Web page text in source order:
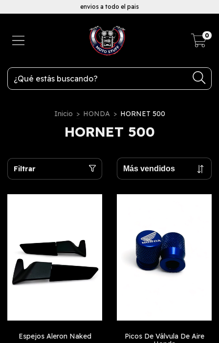
envios a todo el pais
0
Inicio > HONDA > HORNET 500
HORNET 500
Filtrar
Espejos Aleron Naked
Picos De Válvula De Aire